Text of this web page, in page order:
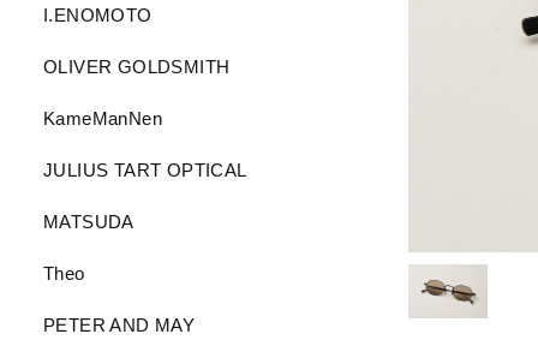
I.ENOMOTO
OLIVER GOLDSMITH
KameManNen
JULIUS TART OPTICAL
MATSUDA
Theo
PETER AND MAY